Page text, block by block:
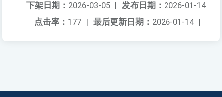
发布日期： 2026-01-14
下架日期： 2026-03-05 |
最后更新日期： 2026-01-14 |
点击率： 177 |